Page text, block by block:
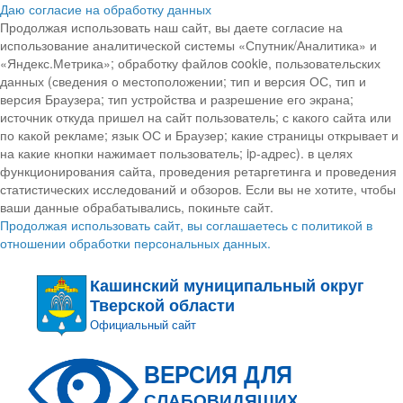
Даю согласие на обработку данных
Продолжая использовать наш сайт, вы даете согласие на
использование аналитической системы «Спутник/Аналитика» и
«Яндекс.Метрика»; обработку файлов cookie, пользовательских
данных (сведения о местоположении; тип и версия ОС, тип и
версия Браузера; тип устройства и разрешение его экрана;
источник откуда пришел на сайт пользователь; с какого сайта или
по какой рекламе; язык ОС и Браузер; какие страницы открывает и
на какие кнопки нажимает пользователь; ip-адрес). в целях
функционирования сайта, проведения ретаргетинга и проведения
статистических исследований и обзоров. Если вы не хотите, чтобы
ваши данные обрабатывались, покиньте сайт.
Продолжая использовать сайт, вы соглашаетесь с политикой в
отношении обработки персональных данных.